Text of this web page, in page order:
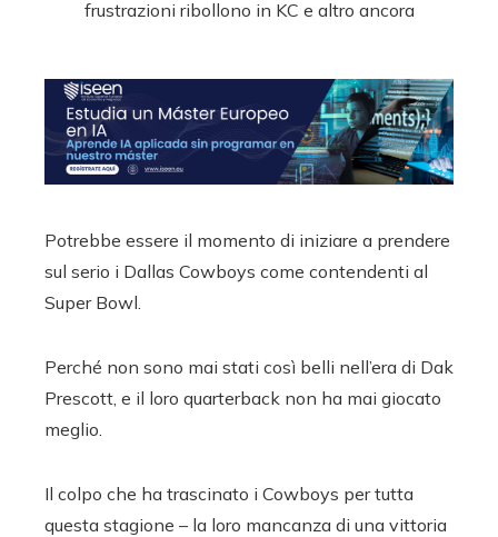
Potrebbe essere il momento di iniziare a prendere
sul serio i Dallas Cowboys come contendenti al
Super Bowl.
Perché non sono mai stati così belli nell’era di Dak
Prescott, e il loro quarterback non ha mai giocato
meglio.
Il colpo che ha trascinato i Cowboys per tutta
questa stagione – la loro mancanza di una vittoria